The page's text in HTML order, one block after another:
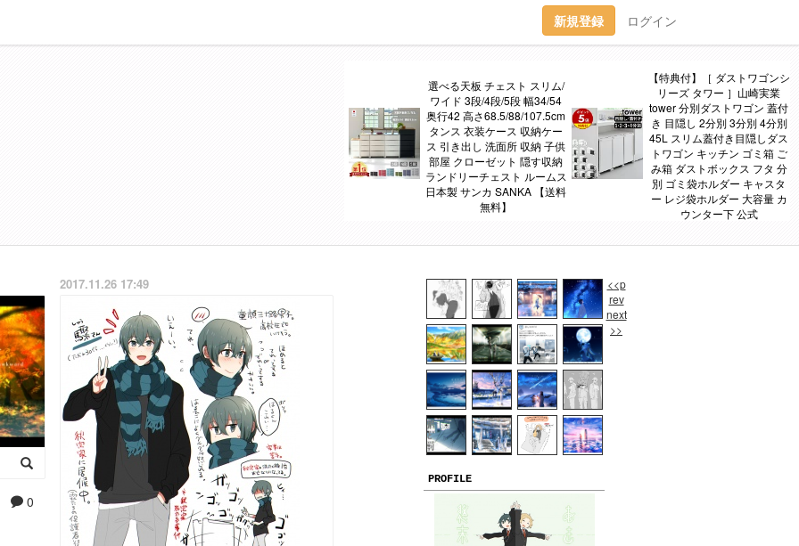
新規登録 ログイン
選べる天板 チェスト スリム/
ワイド 3段/4段/5段 幅34/54
奥行42 高さ68.5/88/107.5cm
タンス 衣装ケース 収納ケー
ス 引き出し 洗面所 収納 子供
部屋 クローゼット 隠す収納
ランドリーチェスト ルームス
日本製 サンカ SANKA 【送料
無料】
【特典付】［ ダストワゴンシ
リーズ タワー ］山崎実業
tower 分別ダストワゴン 蓋付
き 目隠し 2分別 3分別 4分別
45L スリム蓋付き目隠しダス
トワゴン キッチン ゴミ箱 ご
み箱 ダストボックス フタ 分
別 ゴミ袋ホルダー キャスタ
ー レジ袋ホルダー 大容量 カ
ウンター下 公式
<<p
rev
next
>>
PROFILE
0
2017.11.26 17:49